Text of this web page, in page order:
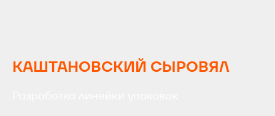
КАШТАНОВСКИЙ СЫРОВЯЛ